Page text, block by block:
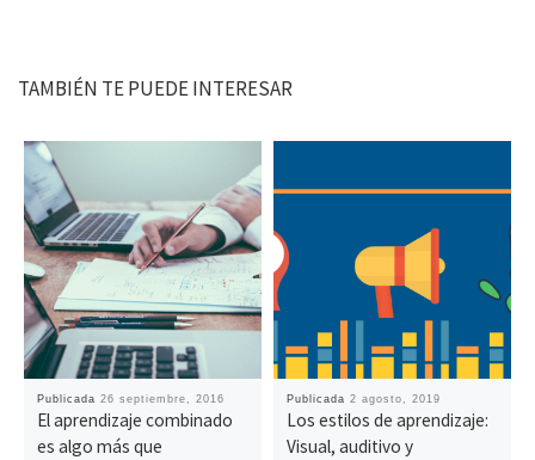
TAMBIÉN TE PUEDE INTERESAR
Publicada 26 septiembre, 2016
El aprendizaje combinado
es algo más que
Publicada 2 agosto, 2019
Los estilos de aprendizaje:
Visual, auditivo y